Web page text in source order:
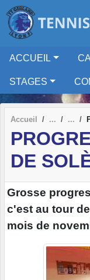
ACCUEIL
STAGES
Accueil
DE
Grosse
c'est au tour
mois de
Panneau de gestion